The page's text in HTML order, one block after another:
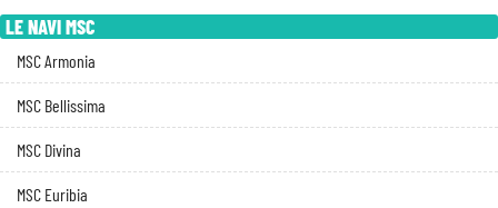
LE NAVI MSC
MSC Armonia
MSC Bellissima
MSC Divina
MSC Euribia